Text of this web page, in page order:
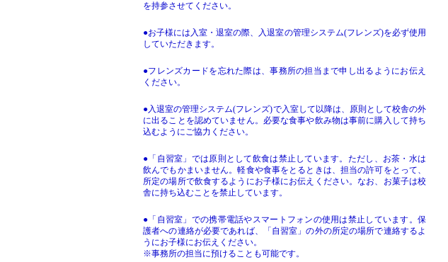
を持参させてください。
●お子様には入室・退室の際、入退室の管理システム(フレンズ)を必ず使用
していただきます。
●フレンズカードを忘れた際は、事務所の担当まで申し出るようにお伝え
ください。
●入退室の管理システム(フレンズ)で入室して以降は、原則として校舎の外
に出ることを認めていません。必要な食事や飲み物は事前に購入して持ち
込むようにご協力ください。
●「自習室」では原則として飲食は禁止しています。ただし、お茶・水は
飲んでもかまいません。軽食や食事をとるときは、担当の許可をとって、
所定の場所で飲食するようにお子様にお伝えください。なお、お菓子は校
舎に持ち込むことを禁止しています。
●「自習室」での携帯電話やスマートフォンの使用は禁止しています。保
護者への連絡が必要であれば、「自習室」の外の所定の場所で連絡するよ
うにお子様にお伝えください。
※事務所の担当に預けることも可能です。